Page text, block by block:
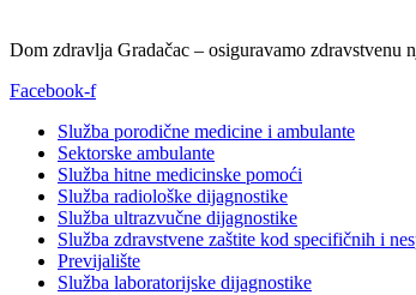
Dom zdravlja Gradačac – osiguravamo zdravstvenu
Facebook-f
Služba porodične medicine i ambulante
Sektorske ambulante
Služba hitne medicinske pomoći
Služba radiološke dijagnostike
Služba ultrazvučne dijagnostike
Služba zdravstvene zaštite kod specifičnih i
Previjalište
Služba laboratorijske dijagnostike